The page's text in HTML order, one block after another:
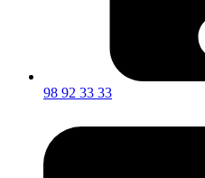
98 92 33 33